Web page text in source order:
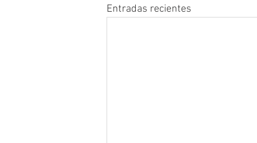
Entradas recientes